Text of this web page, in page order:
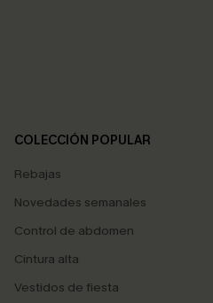
COLECCIÓN POPULAR
Rebajas
Novedades semanales
Control de abdomen
Cintura alta
Vestidos de fiesta